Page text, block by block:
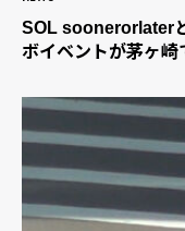
SOL soonerorlater
ボイベントが茅ヶ崎